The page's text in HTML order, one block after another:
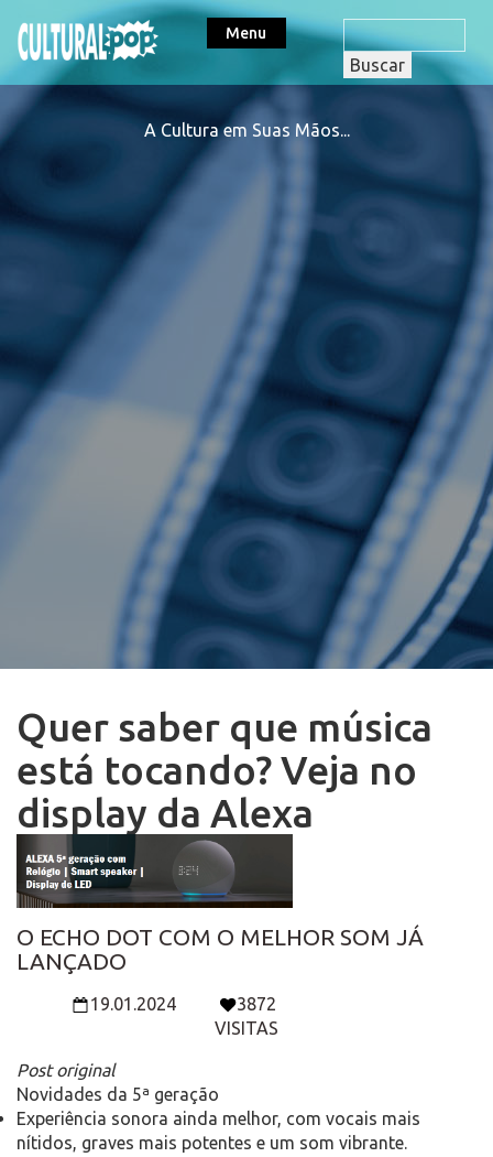
Menu
A Cultura em Suas Mãos...
Quer saber que música
está tocando? Veja no
display da Alexa
O ECHO DOT COM O MELHOR SOM JÁ
LANÇADO
19.01.2024
3872
VISITAS
Post original
Novidades da 5ª geração
Experiência sonora ainda melhor, com vocais mais
nítidos, graves mais potentes e um som vibrante.